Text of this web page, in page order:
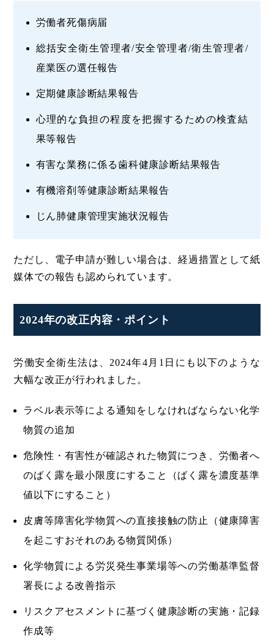
労働者死傷病届
総括安全衛生管理者/安全管理者/衛生管理者/
産業医の選任報告
定期健康診断結果報告
心理的な負担の程度を把握するための検査結
果等報告
有害な業務に係る歯科健康診断結果報告
有機溶剤等健康診断結果報告
じん肺健康管理実施状況報告
ただし、電子申請が難しい場合は、経過措置として紙
媒体での報告も認められています。
2024年の改正内容・ポイント
労働安全衛生法は、2024年4月1日にも以下のような
大幅な改正が行われました。
ラベル表示等による通知をしなければならない化学
物質の追加
危険性・有害性が確認された物質につき、労働者へ
のばく露を最小限度にすること（ばく露を濃度基準
値以下にすること）
皮膚等障害化学物質への直接接触の防止（健康障害
を起こすおそれのある物質関係）
化学物質による労災発生事業場等への労働基準監督
署長による改善指示
リスクアセスメントに基づく健康診断の実施・記録
作成等